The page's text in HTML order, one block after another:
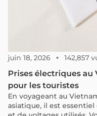
juin 18, 2026 142,857
Prises électriques au
pour les touristes
En voyageant au
asiatique, il est